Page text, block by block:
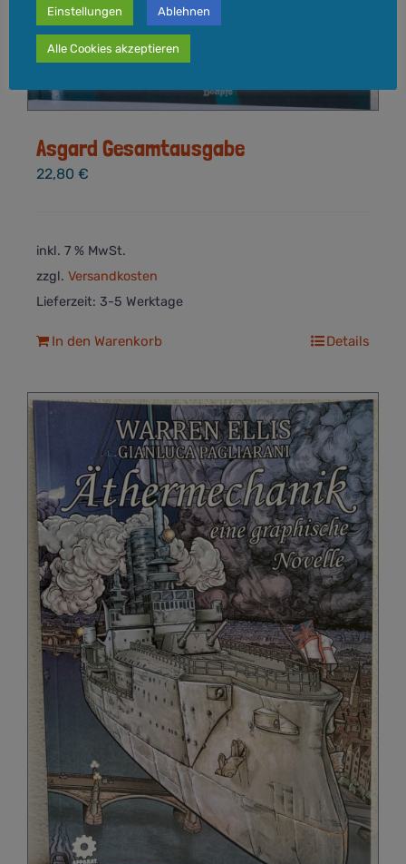
Asgard Gesamtausgabe
22,80 €
inkl. 7 % MwSt.
zzgl. Versandkosten
Lieferzeit: 3-5 Werktage
In den Warenkorb Details
Einstellungen Ablehnen
Alle Cookies akzeptieren